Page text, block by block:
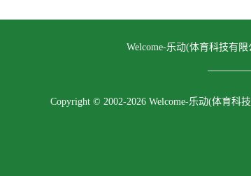
Welcome-乐动(体育科技有限
Copyright © 2002-2026 Welcome-乐动(体育科